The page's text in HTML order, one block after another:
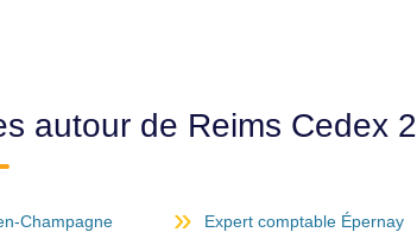
autour de Reims Cedex 2
Champagne Expert comptable Épernay